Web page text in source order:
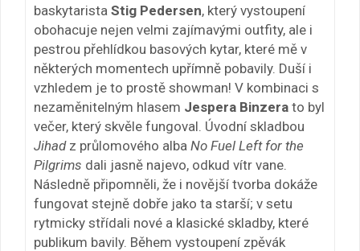
baskytarista Stig Pedersen, který vystoupení
obohacuje nejen velmi zajímavými outfity, ale i
pestrou přehlídkou basových kytar, které mě v
některých momentech upřímně pobavily. Duší i
vzhledem je to prostě showman! V kombinaci s
nezaměnitelným hlasem Jespera Binzera to byl
večer, který skvěle fungoval. Úvodní skladbou
Jihadz průlomového alba No Fuel Left for the
Pilgrims dali jasně najevo, odkud vítr vane.
Následně připomněli, že i novější tvorba dokáže
fungovat stejně dobře jako ta starší; v setu
rytmicky střídali nové a klasické skladby, které
publikum bavily. Během vystoupení zpěvák